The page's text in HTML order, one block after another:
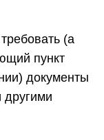
(а
пункт
документы
другими